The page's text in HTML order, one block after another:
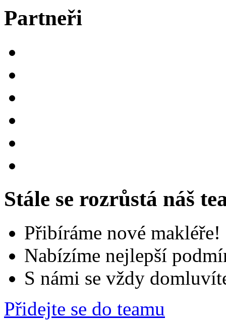
Partneři
Stále se rozrůstá náš
Přibíráme nové makléře!
Nabízíme nejlepší
S námi se vždy
Přidejte se do teamu